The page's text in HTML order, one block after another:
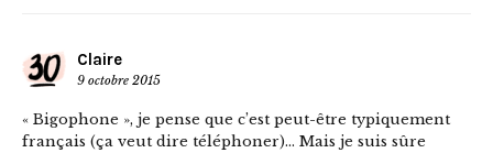
Claire
9 octobre 2015
« Bigophone », je pense que c’est peut-être typiquement
français (ça veut dire téléphoner)… Mais je suis sûre